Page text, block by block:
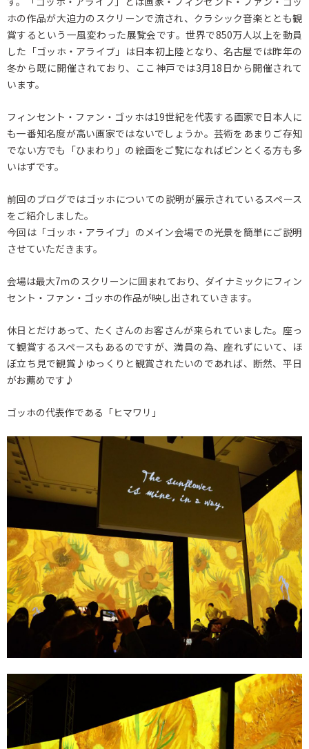
ホの作品が大迫力のスクリーンで流され、クラシック音楽ととも観
賞するという一風変わった展覧会です。世界で850万人以上を動員
した「ゴッホ・アライブ」は日本初上陸となり、名古屋では昨年の
冬から既に開催されており、ここ神戸では3月18日から開催されて
います。
フィンセント・ファン・ゴッホは19世紀を代表する画家で日本人に
も一番知名度が高い画家ではないでしょうか。芸術をあまりご存知
でない方でも「ひまわり」の絵画をご覧になればピンとくる方も多
いはずです。
前回のブログではゴッホについての説明が展示されているスペース
をご紹介しました。
今回は「ゴッホ・アライブ」のメイン会場での光景を簡単にご説明
させていただきます。
会場は最大7ｍのスクリーンに囲まれており、ダイナミックにフィン
セント・ファン・ゴッホの作品が映し出されていきます。
休日とだけあって、たくさんのお客さんが来られていました。座っ
て観賞するスペースもあるのですが、満員の為、座れずにいて、ほ
ぼ立ち見で観賞♪ゆっくりと観賞されたいのであれば、断然、平日
がお薦めです♪
ゴッホの代表作である「ヒマワリ」